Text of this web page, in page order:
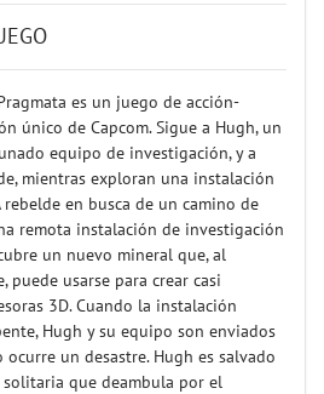
es un juego de acción-
único de Capcom. Sigue a Hugh, un
equipo de investigación, y a
mientras exploran una instalación
en busca de un camino de
remota instalación de investigación
un nuevo mineral que, al
puede usarse para crear casi
3D. Cuando la instalación
Hugh y su equipo son enviados
un desastre. Hugh es salvado
que deambula por el